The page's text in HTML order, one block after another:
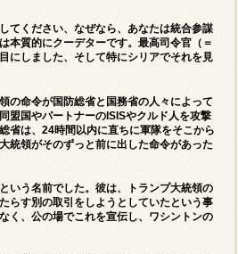
てください、なぜなら、あなたは統合参謀
本質的にクーデターです。最高司令官（＝
にしました、そして特にシリアでそれを見
の命令が国防総省と国務省の人々によって
盟国やパートナーのISISやクルド人を攻撃
省は、24時間以内に直ちに軍隊をそこから
統領がそのずっと前に出した命令があった
いう名前でした。彼は、トランプ大統領の
らす別の取引をしようとしていたという事
く、公の場でこれを宣伝し、ワシントンの